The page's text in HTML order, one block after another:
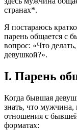
странах*.
Я постараюсь
парень общается с
вопрос: «Что
девушкой?».
I. Парень
Когда бывшая
знать, что мужчина,
отношения с
форматах: